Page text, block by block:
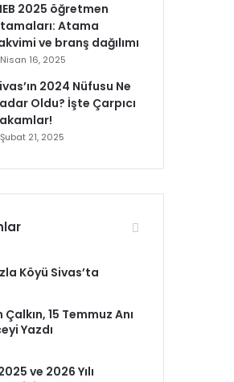
2025 öğretmen
Atama
ve branş dağılımı
Nisan 16, 2025
2024 Nüfusu Ne
Oldu? İşte Çarpıcı
Şubat 21, 2025
Köyü Sivas’ta
15 Temmuz Anı
Yazdı
ve 2026 Yılı